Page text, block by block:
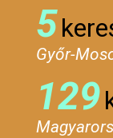
5
Győr-
129